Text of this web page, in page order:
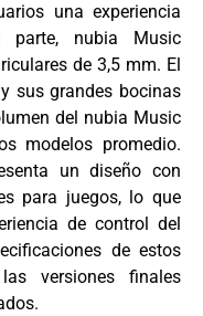
una experiencia
parte, nubia Music
de 3,5 mm. El
sus grandes bocinas
del nubia Music
modelos promedio.
un diseño con
para juegos, lo que
de control del
de estos
versiones finales